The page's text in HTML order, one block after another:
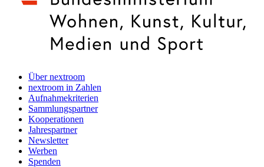
Über nextroom
nextroom in Zahlen
Aufnahmekriterien
Sammlungspartner
Kooperationen
Jahrespartner
Newsletter
Werben
Spenden